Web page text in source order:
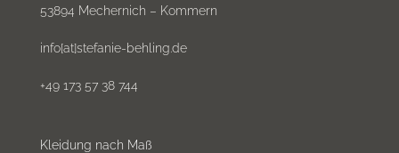
53894 Mechernich – Kommern
info[at]stefanie-behling.de
+49 173 57 38 744
Kleidung nach Maß